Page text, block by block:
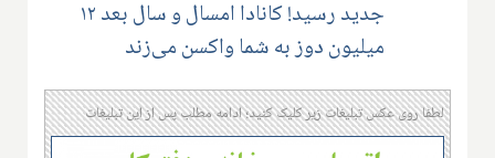
جدید رسید! کانادا امسال و سال بعد ۱۲
میلیون دوز به شما واکسن می‌زند
لطفا روی عکس تبلیغات زیر کلیک کنید؛ ادامه مطلب پس از این تبلیغات